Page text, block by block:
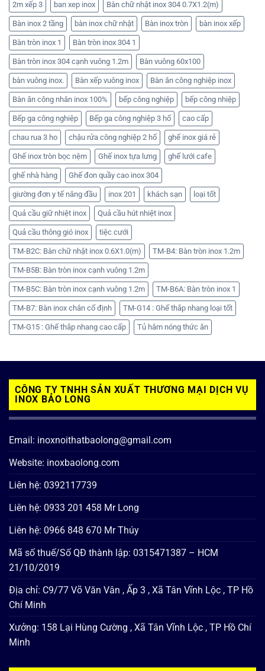
2m xếp 3 ban xep inox Bàn chữ nhật inox 304 0.7X1.2(m)
Bàn inox 2 tầng bàn inox chữ nhật Bàn inox tròn bàn inox xếp
Bàn tròn inox 1 Bàn tròn inox 304 1
Bàn tròn inox 304 cạnh vuông 1.2m Bàn vuông 60x100
bàn vuông inox. Bàn xếp vuông inox Bàn ăn công nghiệp inox
Bàn ăn công nhân inox 100% bếp công nghiệp bếp công nhiệp
Bếp ga công nghiệp Bếp ga công nghiệp 3 hố cao cấp
chau rua 3 ho chậu rửa công nghiệp 2 hố ghế inox giá rẻ
Ghế inox tròn bọc nệm Ghế inox tựa lưng ghế lưới cafe
ghế nhà hàng Ghế đon quầy cao inox 304
giường đơn y tế nâng đầu inox 201 khách sạn loại tốt
Quả cầu giữ nhiệt inox Quả cầu hút nhiệt inox
Quả cầu thông gió inox tiệc cưới
TM-B2C: Bàn chữ nhật inox 0.6X1.0(m) TM-B4: Bàn tròn inox 1.2m
TM-B5B: Bàn tròn inox cạnh vuông 1.2m
TM-B5C: Bàn tròn inox cạnh vuông 1.2m TM-B6A: Bàn tròn inox 1
TM-B7: Bàn inox chân cố định TM-G14 : Ghế thắp nhang loại tốt
TM-G15 : Ghế thắp nhang cao cấp Tủ hâm nóng thức ăn
CÔNG TY TNHH SẢN XUẤT THƯƠNG MẠI DỊCH VỤ
INOX BẢO LONG
Email: inoxnoithatbaolong@gmail.com
Website: inoxbaolong.com
Liên hệ: 0392117739
Liên hệ: 0933 201 458 Mr Long
Liên hệ: 0966 848 670 Mr Thúy
Mã số thuế/Số QĐ thành lập: 0315471387 – HCM
21/10/2019
Địa chỉ: C9/77 Võ Văn Vân , Ấp 3 , Xã Tân Vĩnh Lộc , TP Hồ
Chí Minh
Xưởng: 158 Lại Hùng Cường , Xã Tân Vĩnh Lộc , TP Hồ Chí
Minh